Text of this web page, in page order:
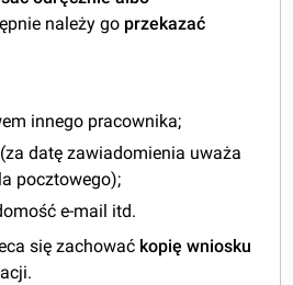
należy go przekazać
innego pracownika;
datę zawiadomienia uważa
pocztowego);
e-mail itd.
się zachować kopię wniosku